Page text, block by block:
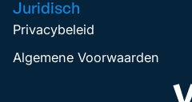
Juridisch
Privacybeleid
Algemene Voorwaarden